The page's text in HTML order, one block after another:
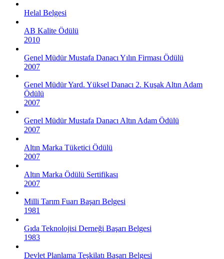
Helal Belgesi
AB Kalite Ödülü
2010
Genel Müdür Mustafa Danacı Yılın Firması Ödülü
2007
Genel Müdür Yard. Yüksel Danacı 2. Kuşak Altın Adam
Ödülü
2007
Genel Müdür Mustafa Danacı Altın Adam Ödülü
2007
Altın Marka Tüketici Ödülü
2007
Altın Marka Ödülü Sertifikası
2007
Milli Tarım Fuarı Başarı Belgesi
1981
Gıda Teknolojisi Derneği Başarı Belgesi
1983
Devlet Planlama Teşkilatı Başarı Belgesi